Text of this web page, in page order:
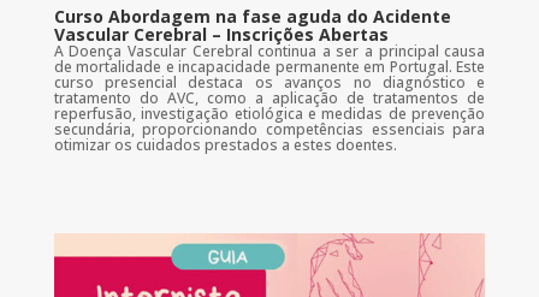
Curso Abordagem na fase aguda do Acidente
Vascular Cerebral – Inscrições Abertas
A Doença Vascular Cerebral continua a ser a principal causa
de mortalidade e incapacidade permanente em Portugal. Este
curso presencial destaca os avanços no diagnóstico e
tratamento do AVC, como a aplicação de tratamentos de
reperfusão, investigação etiológica e medidas de prevenção
secundária, proporcionando competências essenciais para
otimizar os cuidados prestados a estes doentes.